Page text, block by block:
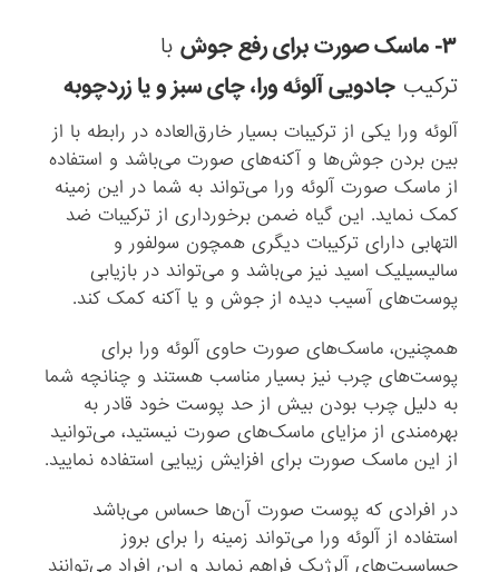
۳- ماسک صورت برای رفع جوش
با
ترکیبجادویی آلوئه ورا، چای سبز و یا زردچوبه
آلوئه ورا یکی از ترکیبات بسیار خارق‌العاده در رابطه با از
بین بردن جوش‌ها و آکنه‌های صورت می‌باشد و استفاده
از ماسک صورت آلوئه ورا می‌تواند به شما در این زمینه
کمک نماید. این گیاه ضمن برخورداری از ترکیبات ضد
التهابی دارای ترکیبات دیگری همچون سولفور و
سالیسیلیک اسید نیز می‌باشد و می‌تواند در بازیابی
پوست‌های آسیب دیده از جوش و یا آکنه کمک کند.
همچنین، ماسک‌های صورت حاوی آلوئه ورا برای
پوست‌های چرب نیز بسیار مناسب هستند و چنانچه شما
به دلیل چرب بودن بیش از حد پوست خود قادر به
بهره‌مندی از مزایای ماسک‌های صورت نیستید، می‌توانید
از این ماسک صورت برای افزایش زیبایی استفاده نمایید.
در افرادی که پوست صورت آن‌ها حساس می‌باشد
استفاده از آلوئه ورا می‌تواند زمینه را برای بروز
حساسیت‌های آلرژیک فراهم نماید و این افراد می‌توانند